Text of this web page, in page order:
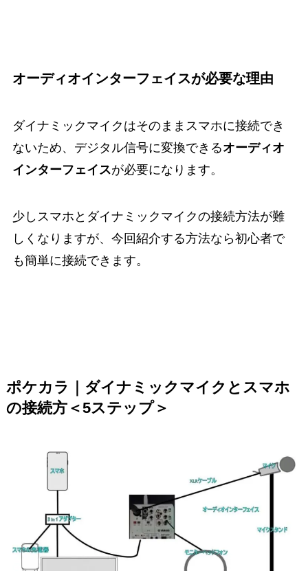
オーディオインターフェイスが必要な理由
ダイナミックマイクはそのままスマホに接続でき
ないため、デジタル信号に変換できるオーディオ
インターフェイスが必要になります。
少しスマホとダイナミックマイクの接続方法が難
しくなりますが、今回紹介する方法なら初心者で
も簡単に接続できます。
ポケカラ｜ダイナミックマイクとスマホ
の接続方＜5ステップ＞